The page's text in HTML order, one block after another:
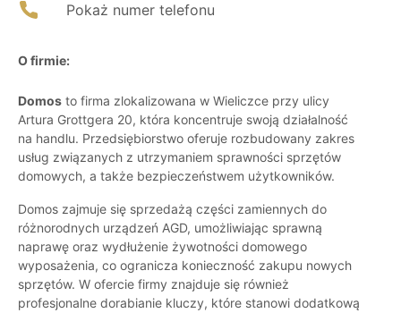
Pokaż numer telefonu
O firmie:
Domos to firma zlokalizowana w Wieliczce przy ulicy
Artura Grottgera 20, która koncentruje swoją działalność
na handlu. Przedsiębiorstwo oferuje rozbudowany zakres
usług związanych z utrzymaniem sprawności sprzętów
domowych, a także bezpieczeństwem użytkowników.
Domos zajmuje się sprzedażą części zamiennych do
różnorodnych urządzeń AGD, umożliwiając sprawną
naprawę oraz wydłużenie żywotności domowego
wyposażenia, co ogranicza konieczność zakupu nowych
sprzętów. W ofercie firmy znajduje się również
profesjonalne dorabianie kluczy, które stanowi dodatkową